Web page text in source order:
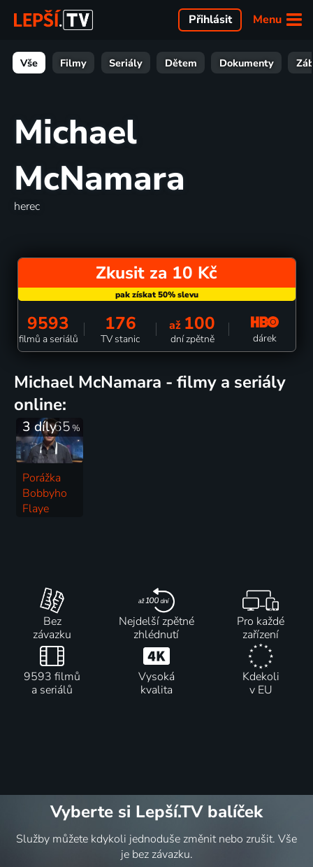
Menu
Přihlásit
Vše Filmy Seriály Dětem Dokumenty
Michael
McNamara
herec
Zkusit za 10 Kč
9593
filmů a seriálů
176
TV stanic
až 100
dní zpětně dárek
Michael McNamara - filmy a seriály
online:
65%
3 díly
Porážka
Bobbyho
Flaye
Bez
závazku
Nejdelší zpětné
zhlédnutí
Pro každé
zařízení
9593 filmů
a seriálů
Vysoká
kvalita
Kdekoli
v EU
Vyberte si Lepší.TV balíček
Služby můžete kdykoli jednoduše změnit nebo zrušit. Vše
je bez závazku.